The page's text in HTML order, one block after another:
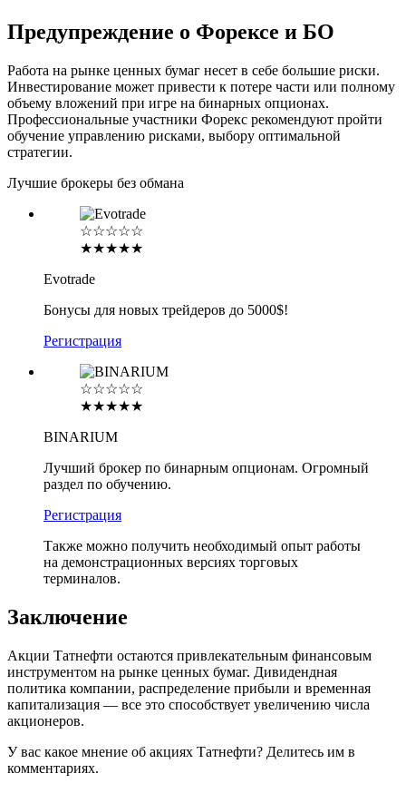
Предупреждение о Форексе и БО
Работа на рынке ценных бумаг несет в себе большие риски.
Инвестирование может привести к потере части или полному
объему вложений при игре на бинарных опционах.
Профессиональные участники Форекс рекомендуют пройти
обучение управлению рисками, выбору оптимальной
стратегии.
Лучшие брокеры без обмана
☆☆☆☆☆
★★★★★
Evotrade
Бонусы для новых трейдеров до 5000$!
Регистрация
☆☆☆☆☆
★★★★★
BINARIUM
Лучший брокер по бинарным опционам. Огромный
раздел по обучению.
Регистрация
Также можно получить необходимый опыт работы
на демонстрационных версиях торговых
терминалов.
Заключение
Акции Татнефти остаются привлекательным финансовым
инструментом на рынке ценных бумаг. Дивидендная
политика компании, распределение прибыли и временная
капитализация — все это способствует увеличению числа
акционеров.
У вас какое мнение об акциях Татнефти? Делитесь им в
комментариях.